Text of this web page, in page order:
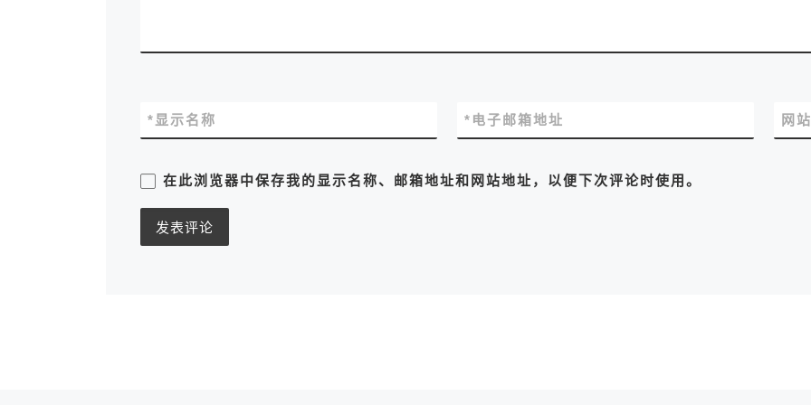
显示名称
* 电子邮箱地址
* 网
在此浏览器中保存我的显示名称、邮箱地址和网站地址，以便下次评论时使用。